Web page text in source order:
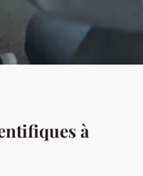
qui
sellers
à